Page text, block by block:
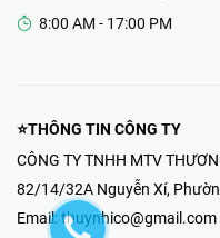
8:00 AM - 17:00 PM
⭐THÔNG TIN CÔNG TY
CÔNG TY TNHH MTV
82/14/32A Nguyễn Xí,
Email: thuynhico@gmail.com